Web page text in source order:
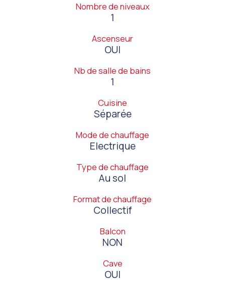
Nombre de niveaux
1
Ascenseur
OUI
Nb de salle de bains
1
Cuisine
Séparée
Mode de chauffage
Electrique
Type de chauffage
Au sol
Format de chauffage
Collectif
Balcon
NON
Cave
OUI